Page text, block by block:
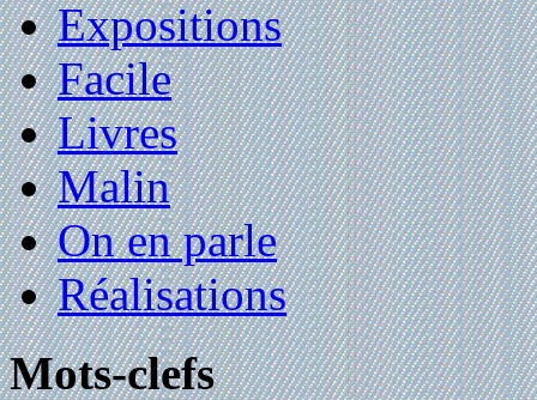
Expositions
Facile
Livres
Malin
On en parle
Réalisations
Mots-clefs